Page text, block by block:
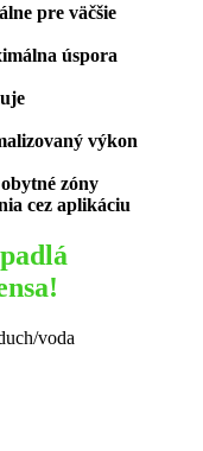
pre väčšie
úspora
výkon
zóny
cez aplikáciu